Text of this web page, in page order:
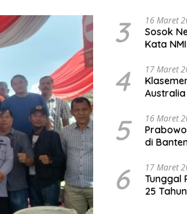
3 16 Maret
Sosok
Kata
4 17 Maret
Australia
5 16 Maret
di
6 17 Maret
Tunggal
25